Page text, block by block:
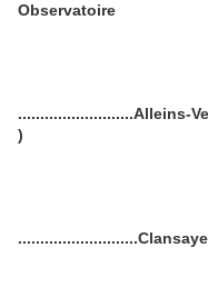
Observatoire
..........................Alleins-
)